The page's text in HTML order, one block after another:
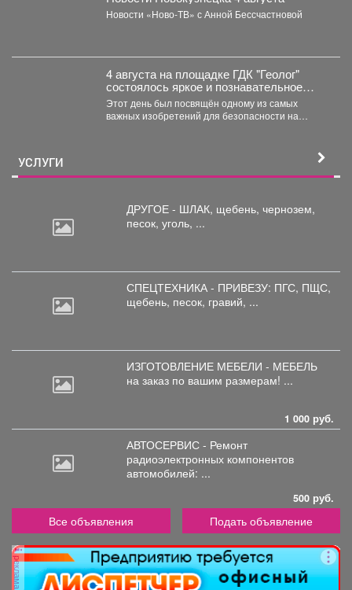
Новости «Ново-ТВ» с Анной Бессчастновой
4 августа на площадке ГДК "Геолог"
состоялось яркое и познавательное
мероприятие - "День Светофора".
Этот день был посвящён одному из самых
важных изобретений для безопасности на
УСЛУГИ
ДРУГОЕ - ШЛАК, щебень, чернозем,
песок, уголь, ...
СПЕЦТЕХНИКА - ПРИВЕЗУ: ПГС, ПЩС,
щебень, песок, гравий, ...
ИЗГОТОВЛЕНИЕ МЕБЕЛИ - МЕБЕЛЬ
на заказ по вашим размерам! ...
1 000 руб.
АВТОСЕРВИС - Ремонт
радиоэлектронных компонентов
автомобилей: ...
500 руб.
Все объявления Подать объявление
реклама